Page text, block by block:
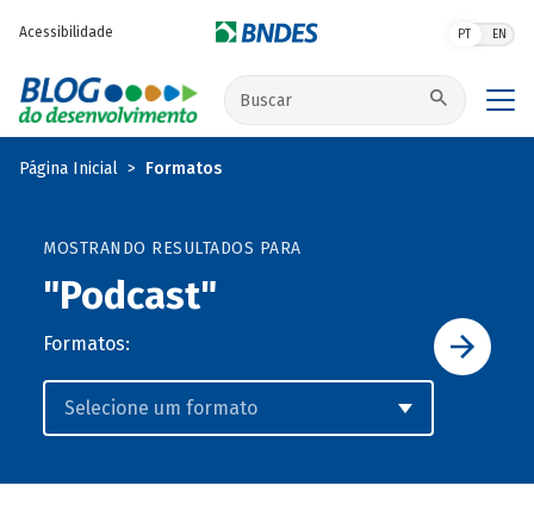
Acessibilidade PT EN
Buscar no site
Página Inicial Formatos
MOSTRANDO RESULTADOS PARA
"Podcast"
Formatos: